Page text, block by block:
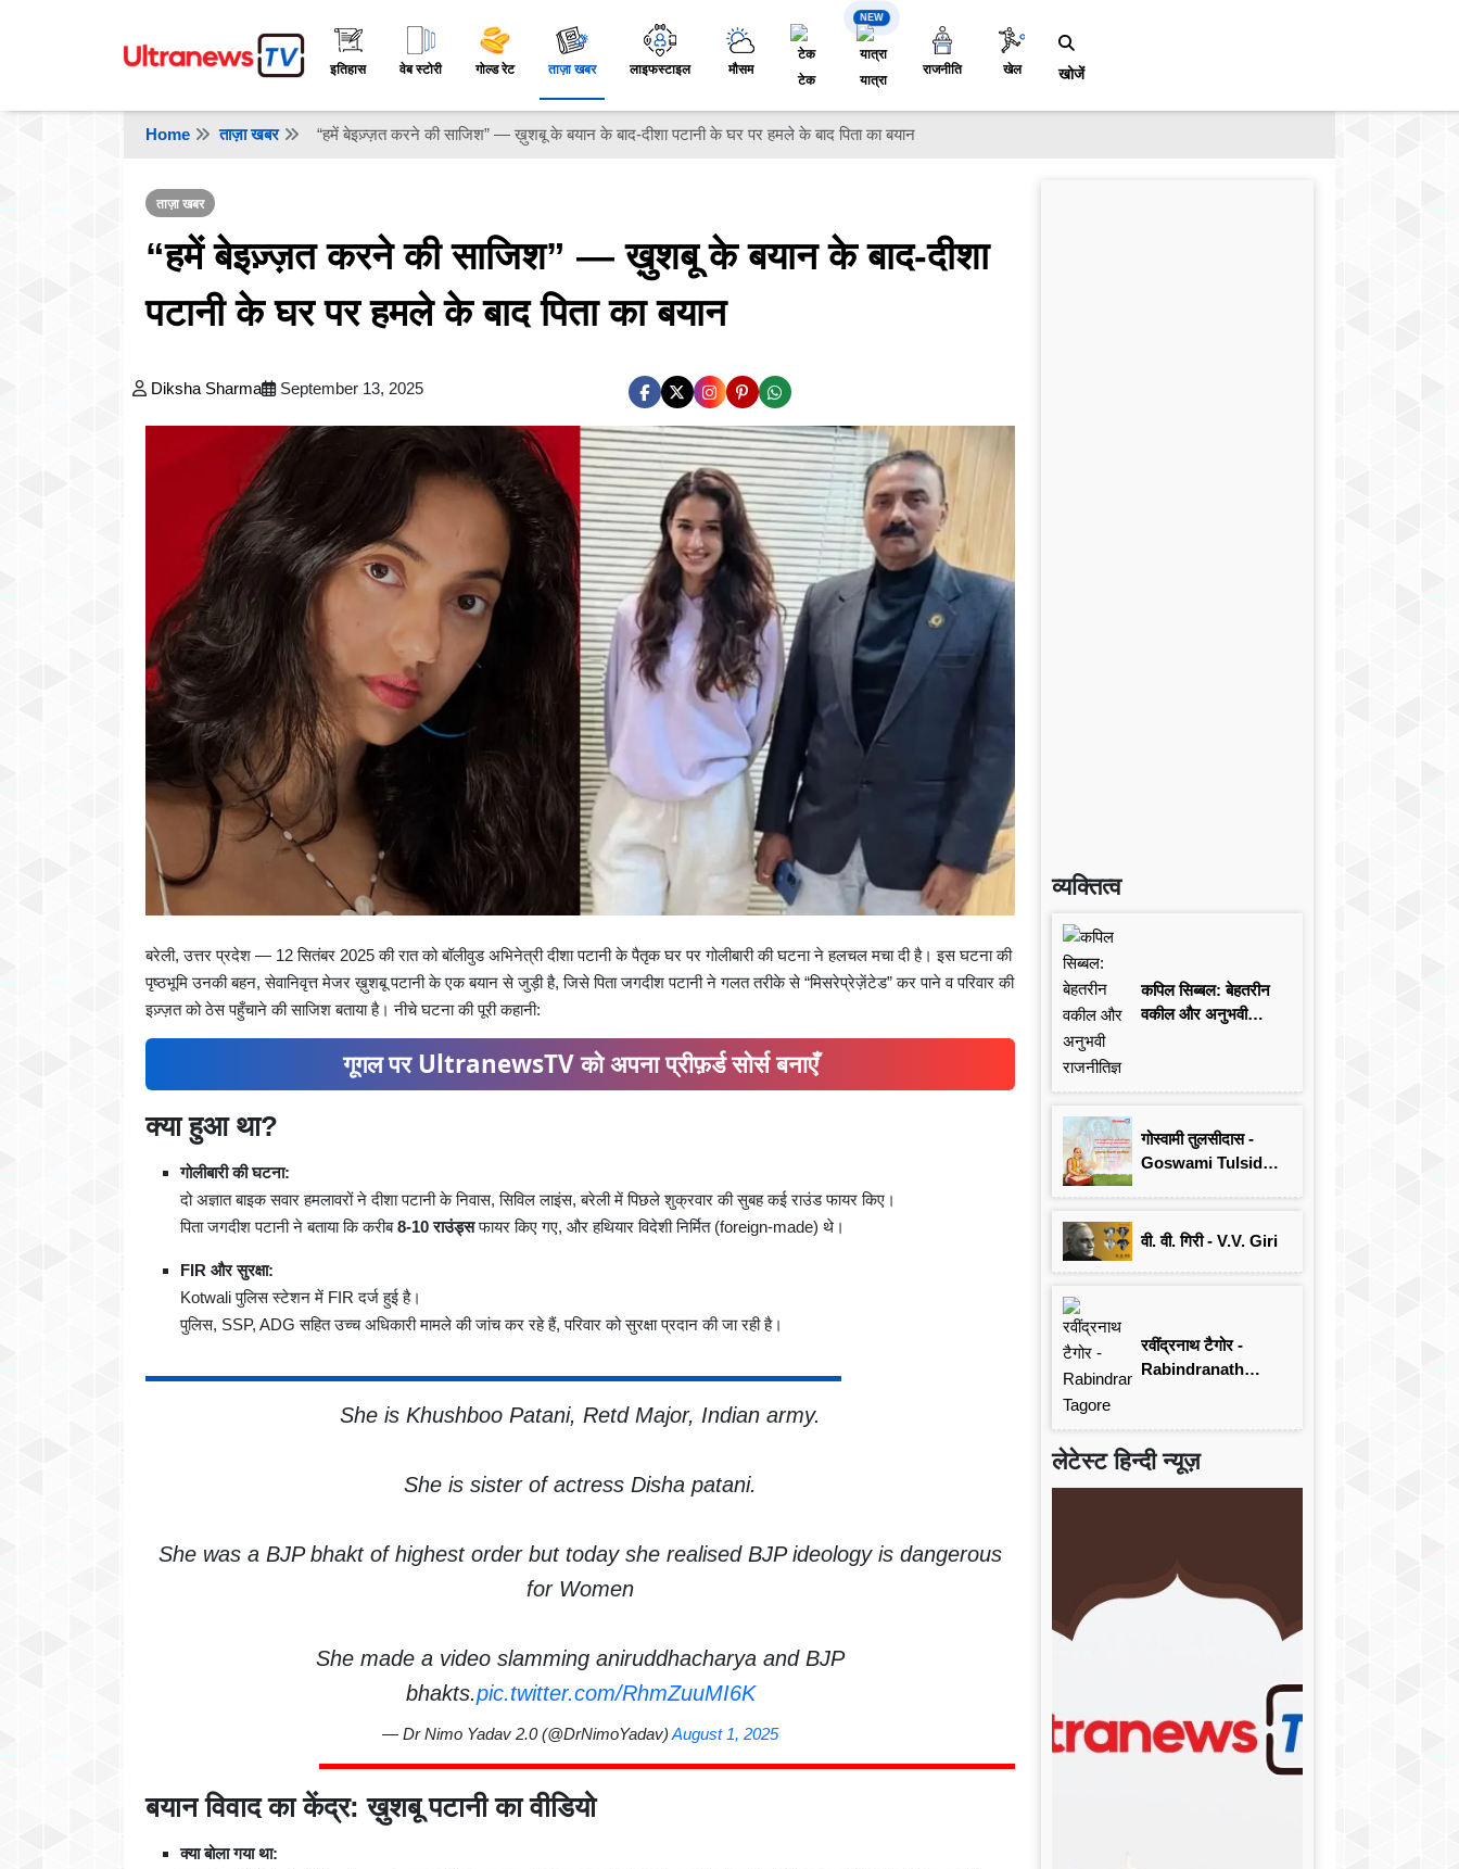
इतिहास वेब स्टोरी गोल्ड रेट ताज़ा खबर लाइफस्टाइल मौसम
टेक
NEW
यात्रा
राजनीति खेल खोजें
Home ताज़ा खबर “हमें बेइज़्ज़त करने की साजिश” — ख़ुशबू के बयान के बाद‐दीशा पटानी के घर पर हमले के बाद पिता का बयान
ताज़ा खबर
“हमें बेइज़्ज़त करने की साजिश” — ख़ुशबू के बयान के बाद‐दीशा
पटानी के घर पर हमले के बाद पिता का बयान
Diksha Sharma September 13, 2025
बरेली, उत्तर प्रदेश — 12 सितंबर 2025 की रात को बॉलीवुड अभिनेत्री दीशा पटानी के पैतृक घर पर गोलीबारी की घटना ने हलचल मचा दी है। इस घटना की
पृष्ठभूमि उनकी बहन, सेवानिवृत्त मेजर ख़ुशबू पटानी के एक बयान से जुड़ी है, जिसे पिता जगदीश पटानी ने गलत तरीके से “मिसरेप्रेज़ेंटेड” कर पाने व परिवार की
इज़्ज़त को ठेस पहुँचाने की साजिश बताया है। नीचे घटना की पूरी कहानी:
गूगल पर UltranewsTV को अपना प्रीफ़र्ड सोर्स बनाएँ
क्या हुआ था?
गोलीबारी की घटना:
दो अज्ञात बाइक सवार हमलावरों ने दीशा पटानी के निवास, सिविल लाइंस, बरेली में पिछले शुक्रवार की सुबह कई राउंड फायर किए।
पिता जगदीश पटानी ने बताया कि करीब8-10 राउंड्सफायर किए गए, और हथियार विदेशी निर्मित (foreign-made) थे।
FIR और सुरक्षा:
Kotwali पुलिस स्टेशन में FIR दर्ज हुई है।
पुलिस, SSP, ADG सहित उच्च अधिकारी मामले की जांच कर रहे हैं, परिवार को सुरक्षा प्रदान की जा रही है।
She is Khushboo Patani, Retd Major, Indian army.
She is sister of actress Disha patani.
She was a BJP bhakt of highest order but today she realised BJP ideology is dangerous
for Women
She made a video slamming aniruddhacharya and BJP
bhakts.pic.twitter.com/RhmZuuMI6K
— Dr Nimo Yadav 2.0 (@DrNimoYadav) August 1, 2025
बयान विवाद का केंद्र: ख़ुशबू पटानी का वीडियो
क्या बोला गया था:
व्यक्तित्व
कपिल सिब्बल: बेहतरीन
वकील और अनुभवी
गोस्वामी तुलसीदास -
Goswami Tulsidas:
वी. वी. गिरी - V.V. Giri
रवींद्रनाथ टैगोर -
Rabindranath
लेटेस्ट हिन्दी न्यूज़